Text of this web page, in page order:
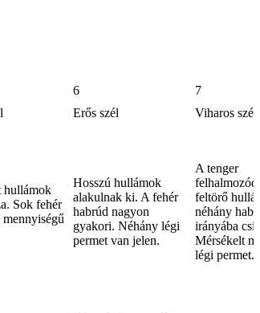
6
7
Erős szél Viharos szél
hullámok
Sok fehér
Hosszú hullámok
alakulnak ki. A fehér
habrúd nagyon
gyakori. Néhány légi
permet van jelen.
A tenger
feltörő
néhány
irányába
Mérsékelt
légi permet.